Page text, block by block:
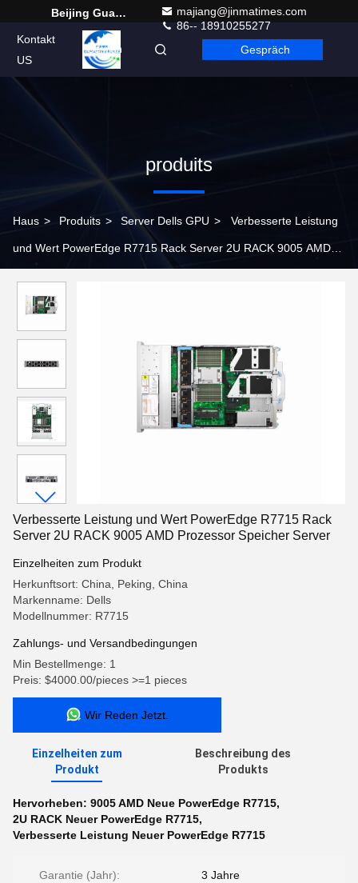
Beijing Guangtian Runze Technology Co., Ltd.
majiang@jinmatimes.com
86-- 18910255277
Kontakt
US
German Gespräch
produits
Haus > Produits > Server Dells GPU > Verbesserte Leistung
und Wert PowerEdge R7715 Rack Server 2U RACK 9005 AMD
Verbesserte Leistung und Wert PowerEdge R7715 Rack
Server 2U RACK 9005 AMD Prozessor Speicher Server
Einzelheiten zum Produkt
Herkunftsort: China, Peking, China
Markenname: Dells
Modellnummer: R7715
Zahlungs- und Versandbedingungen
Min Bestellmenge: 1
Preis: $4000.00/pieces >=1 pieces
Wir Reden Jetzt.
Einzelheiten zum
Produkt
Beschreibung des
Produkts
Hervorheben: 9005 AMD Neue PowerEdge R7715,
2U RACK Neuer PowerEdge R7715,
Verbesserte Leistung Neuer PowerEdge R7715
Garantie (Jahr): 3 Jahre